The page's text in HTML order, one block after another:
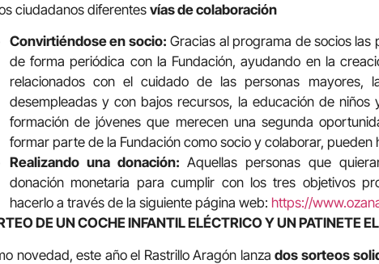
ciudadanos diferentes vías de colaboración
Convirtiéndose en socio: Gracias al programa de socios
de forma periódica con la Fundación, ayudando en la
relacionados con el cuidado de las personas mayores,
desempleadas y con bajos recursos, la educación de niños
formación de jóvenes que merecen una segunda
formar parte de la Fundación como socio y colaborar, pueden
Realizando una donación: Aquellas personas que
donación monetaria para cumplir con los tres objetivos
hacerlo a través de la siguiente página web: https://
DE UN COCHE INFANTIL ELÉCTRICO Y UN PATINETE
novedad, este año el Rastrillo Aragón lanzados sorteos